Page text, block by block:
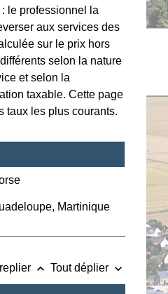
le professionnel la
aux services des
sur le prix hors
selon la nature
et selon la
taxable. Cette page
taux les plus courants.
Martinique
keyboard_arrow_up Tout déplier keyboard_arrow_down